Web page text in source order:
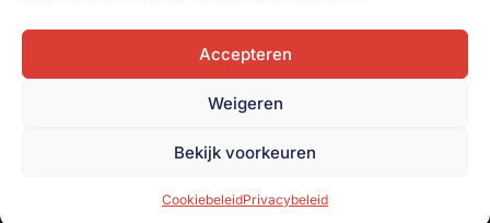
Accepteren
Weigeren
Bekijk voorkeuren
CookiebeleidPrivacybeleid
Toevoegen aan
winkelwagen